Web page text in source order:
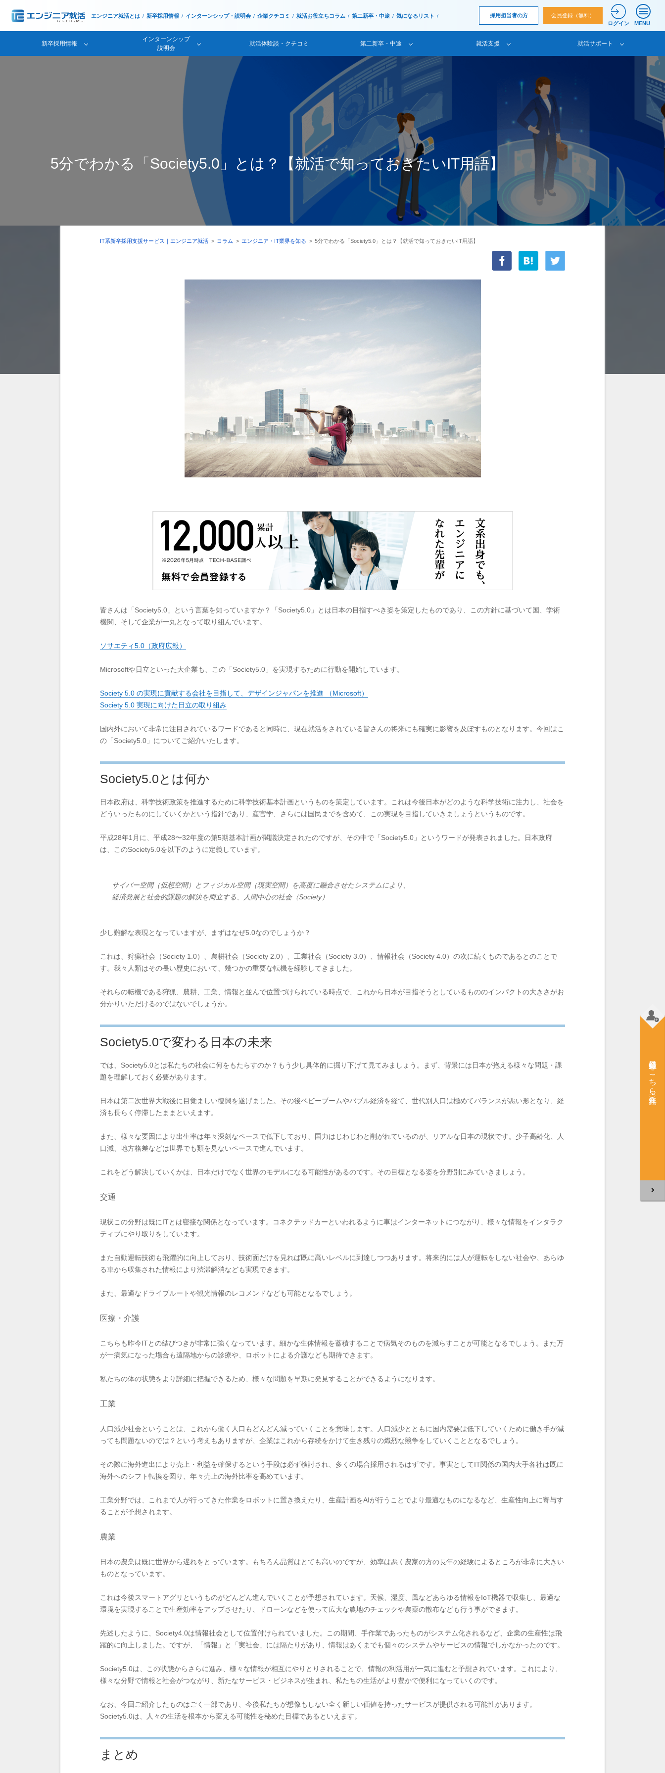
エンジニア就活とは 新卒採用情報 インターンシップ・説明会 企業クチコミ 就活お役立ちコラム 第二新卒・中途 気になるリスト 採用担当者の方
会員登録（無料）
ログイン
MENU
新卒採用情報
インターンシップ
説明会
就活体験談・クチコミ 第二新卒・中途 就活支援 就活サポート
5分でわかる「Society5.0」とは？【就活で知っておきたいIT用語】
IT系新卒採用支援サービス｜エンジニア就活 > コラム > エンジニア・IT業界を知る > 5分でわかる「Society5.0」とは？【就活で知っておきたいIT用語】
皆さんは「Society5.0」という言葉を知っていますか？「Society5.0」とは日本の目指すべき姿を策定したものであり、この方針に基づいて国、学術
機関、そして企業が一丸となって取り組んでいます。
ソサエティ5.0（政府広報）
Microsoftや日立といった大企業も、この「Society5.0」を実現するために行動を開始しています。
Society 5.0 の実現に貢献する会社を目指して、デザインジャパンを推進 （Microsoft）
Society 5.0 実現に向けた日立の取り組み
国内外において非常に注目されているワードであると同時に、現在就活をされている皆さんの将来にも確実に影響を及ぼすものとなります。今回はこ
の「Society5.0」についてご紹介いたします。
Society5.0とは何か
日本政府は、科学技術政策を推進するために科学技術基本計画というものを策定しています。これは今後日本がどのような科学技術に注力し、社会を
どういったものにしていくかという指針であり、産官学、さらには国民までを含めて、この実現を目指していきましょうというものです。
平成28年1月に、平成28〜32年度の第5期基本計画が閣議決定されたのですが、その中で「Society5.0」というワードが発表されました。日本政府
は、このSociety5.0を以下のように定義しています。
サイバー空間（仮想空間）とフィジカル空間（現実空間）を高度に融合させたシステムにより、
経済発展と社会的課題の解決を両立する、人間中心の社会（Society）
少し難解な表現となっていますが、まずはなぜ5.0なのでしょうか？
これは、狩猟社会（Society 1.0）、農耕社会（Society 2.0）、工業社会（Society 3.0）、情報社会（Society 4.0）の次に続くものであるとのことで
す。我々人類はその長い歴史において、幾つかの重要な転機を経験してきました。
それらの転機である狩猟、農耕、工業、情報と並んで位置づけられている時点で、これから日本が目指そうとしているもののインパクトの大きさがお
分かりいただけるのではないでしょうか。
Society5.0で変わる日本の未来
では、Society5.0とは私たちの社会に何をもたらすのか？もう少し具体的に掘り下げて見てみましょう。まず、背景には日本が抱える様々な問題・課
題を理解しておく必要があります。
日本は第二次世界大戦後に目覚ましい復興を遂げました。その後ベビーブームやバブル経済を経て、世代別人口は極めてバランスが悪い形となり、経
済も長らく停滞したままといえます。
また、様々な要因により出生率は年々深刻なペースで低下しており、国力はじわじわと削がれているのが、リアルな日本の現状です。少子高齢化、人
口減、地方格差などは世界でも類を見ないペースで進んでいます。
これをどう解決していくかは、日本だけでなく世界のモデルになる可能性があるのです。その目標となる姿を分野別にみていきましょう。
交通
現状この分野は既にITとは密接な関係となっています。コネクテッドカーといわれるように車はインターネットにつながり、様々な情報をインタラク
ティブにやり取りをしています。
また自動運転技術も飛躍的に向上しており、技術面だけを見れば既に高いレベルに到達しつつあります。将来的には人が運転をしない社会や、あらゆ
る車から収集された情報により渋滞解消なども実現できます。
また、最適なドライブルートや観光情報のレコメンドなども可能となるでしょう。
医療・介護
こちらも昨今ITとの結びつきが非常に強くなっています。細かな生体情報を蓄積することで病気そのものを減らすことが可能となるでしょう。また万
が一病気になった場合も遠隔地からの診療や、ロボットによる介護なども期待できます。
私たちの体の状態をより詳細に把握できるため、様々な問題を早期に発見することができるようになります。
工業
人口減少社会ということは、これから働く人口もどんどん減っていくことを意味します。人口減少とともに国内需要は低下していくために働き手が減
っても問題ないのでは？という考えもありますが、企業はこれから存続をかけて生き残りの熾烈な競争をしていくこととなるでしょう。
その際に海外進出により売上・利益を確保するという手段は必ず検討され、多くの場合採用されるはずです。事実としてIT関係の国内大手各社は既に
海外へのシフト転換を図り、年々売上の海外比率を高めています。
工業分野では、これまで人が行ってきた作業をロボットに置き換えたり、生産計画をAIが行うことでより最適なものになるなど、生産性向上に寄与す
ることが予想されます。
農業
日本の農業は既に世界から遅れをとっています。もちろん品質はとても高いのですが、効率は悪く農家の方の長年の経験によるところが非常に大きい
ものとなっています。
これは今後スマートアグリというものがどんどん進んでいくことが予想されています。天候、湿度、風などあらゆる情報をIoT機器で収集し、最適な
環境を実現することで生産効率をアップさせたり、ドローンなどを使って広大な農地のチェックや農薬の散布なども行う事ができます。
先述したように、Society4.0は情報社会として位置付けられていました。この期間、手作業であったものがシステム化されるなど、企業の生産性は飛
躍的に向上しました。ですが、「情報」と「実社会」には隔たりがあり、情報はあくまでも個々のシステムやサービスの情報でしかなかったのです。
Society5.0は、この状態からさらに進み、様々な情報が相互にやりとりされることで、情報の利活用が一気に進むと予想されています。これにより、
様々な分野で情報と社会がつながり、新たなサービス・ビジネスが生まれ、私たちの生活がより豊かで便利になっていくのです。
なお、今回ご紹介したものはごく一部であり、今後私たちが想像もしない全く新しい価値を持ったサービスが提供される可能性があります。
Society5.0は、人々の生活を根本から変える可能性を秘めた目標であるといえます。
まとめ
会員登録はこちら（無料）